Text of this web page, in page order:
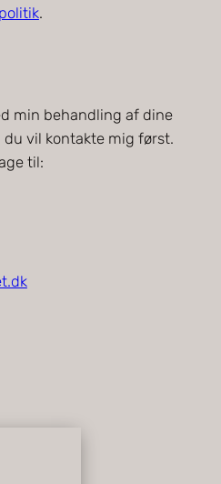
.
min behandling af dine
vil kontakte mig først.
til: